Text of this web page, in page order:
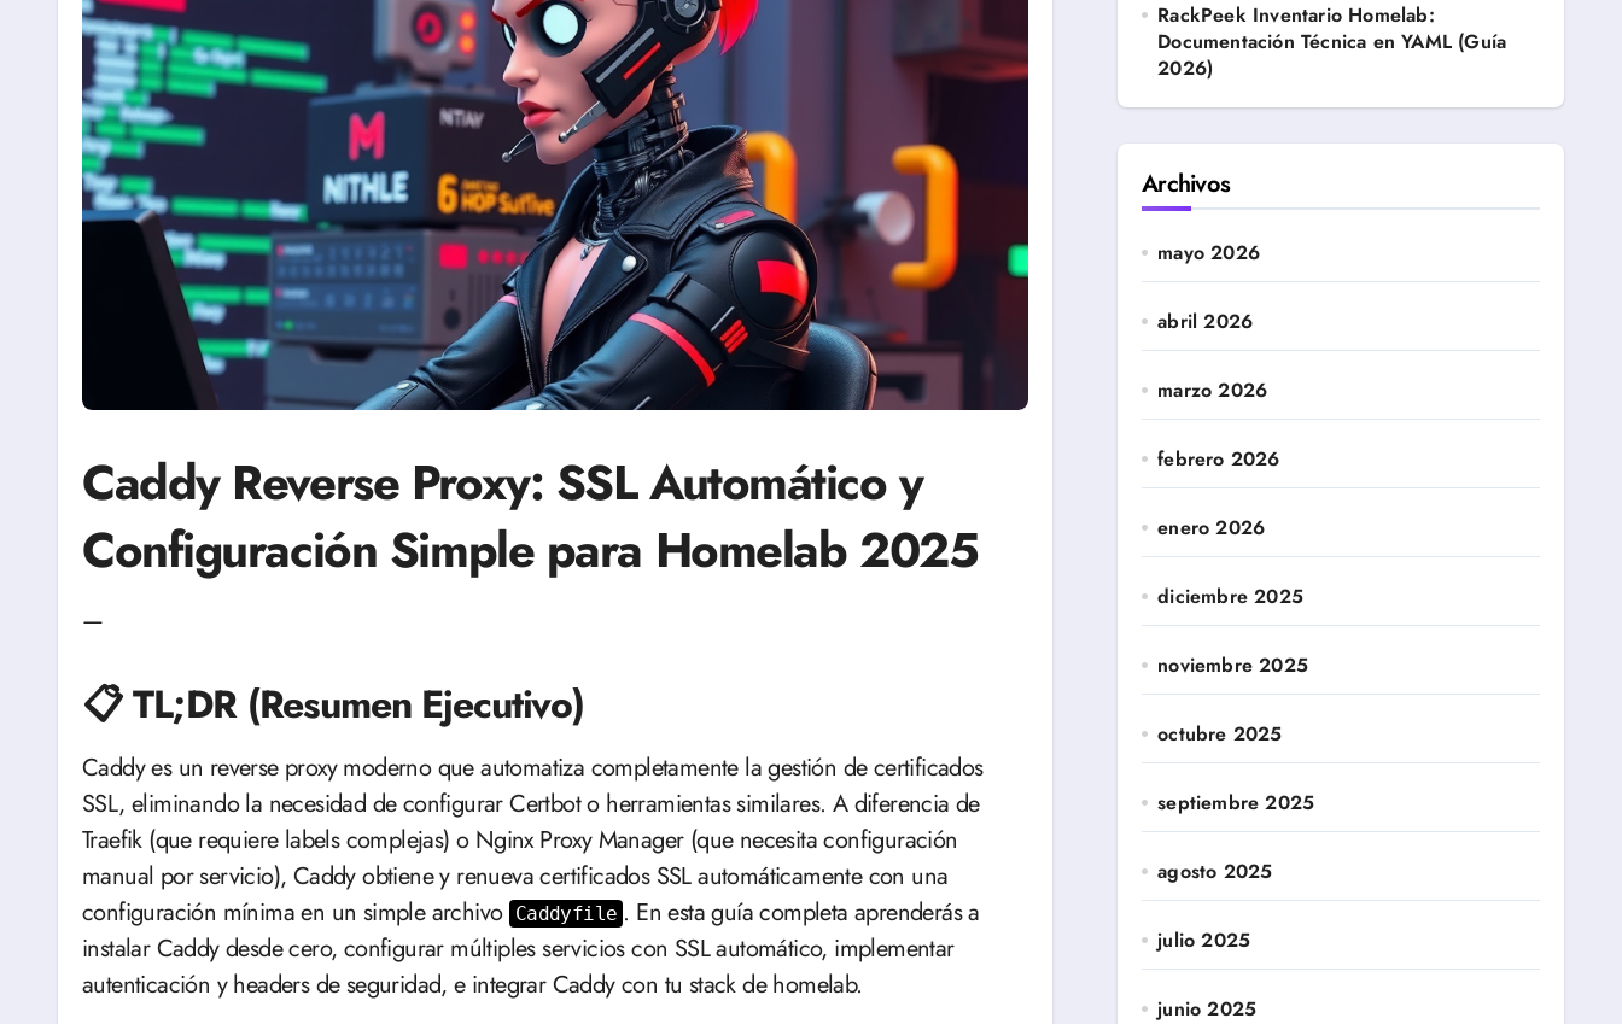
Caddy Reverse Proxy: SSL Automático y
Configuración Simple para Homelab 2025
—
📋 TL;DR (Resumen Ejecutivo)
Caddy es un reverse proxy moderno que automatiza completamente la gestión de certificados
SSL, eliminando la necesidad de configurar Certbot o herramientas similares. A diferencia de
Traefik (que requiere labels complejas) o Nginx Proxy Manager (que necesita configuración
manual por servicio), Caddy obtiene y renueva certificados SSL automáticamente con una
configuración mínima en un simple archivo Caddyfile . En esta guía completa aprenderás a
instalar Caddy desde cero, configurar múltiples servicios con SSL automático, implementar
autenticación y headers de seguridad, e integrar Caddy con tu stack de homelab.
RackPeek Inventario Homelab:
Documentación Técnica en YAML (Guía
2026)
Archivos
mayo 2026
abril 2026
marzo 2026
febrero 2026
enero 2026
diciembre 2025
noviembre 2025
octubre 2025
septiembre 2025
agosto 2025
julio 2025
junio 2025